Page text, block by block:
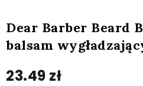
Dear Barber Beard
balsam
23.49 zł